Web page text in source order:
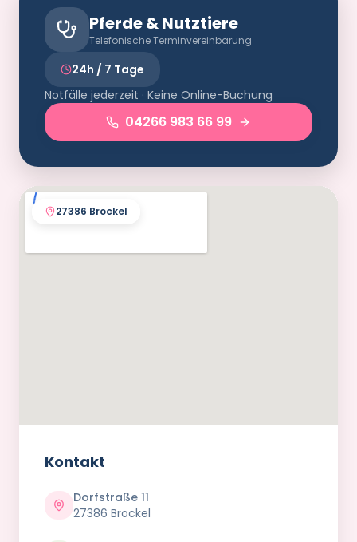
Pferde & Nutztiere
Telefonische Terminvereinbarung
24h / 7 Tage
Notfälle jederzeit · Keine Online-Buchung
04266 983 66 99
27386 Brockel
Kontakt
Dorfstraße 11
27386 Brockel